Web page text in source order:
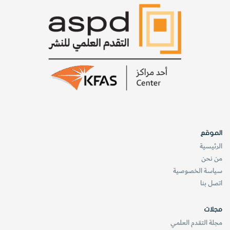
https://www.newscientist.com/article/mg23531363-
800-lasers-reactivate-lost-memories-in-mice-with-
@ حقوق الترجمة العربية محفوظة لمؤسسة الكويت للتقدم
العلوم الطبيعية
الموقع
الرئيسية
من نحن
سياسة الخصوصية
اتصل بنا
مجلات
مجلة التقدم العلمي